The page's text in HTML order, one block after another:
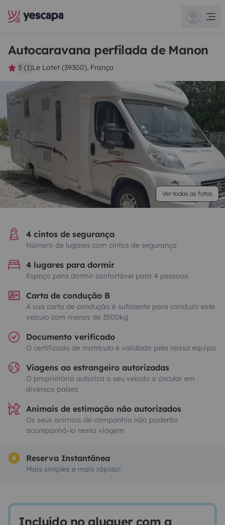
Autocaravana perfilada de Manon
5 (1)Le Latet (39300), França
Ver todas as fotos
4 cintos de segurança
Número de lugares com cintos de segurança
4 lugares para dormir
Espaço para dormir confortável para 4 pessoas
Carta de condução B
A sua carta de condução é suficiente para conduzir este
veículo com menos de 3500kg
Documento verificado
O certificado de matrícula é validado pela nossa equipa
Viagens ao estrangeiro autorizadas
O proprietário autoriza o seu veículo a circular em
diversos países
Animais de estimação não autorizados
Os seus animais de companhia não poderão
acompanhá-lo nesta viagem
Reserva Instantânea
Mais simples e mais rápido!
Incluído no aluguer com a